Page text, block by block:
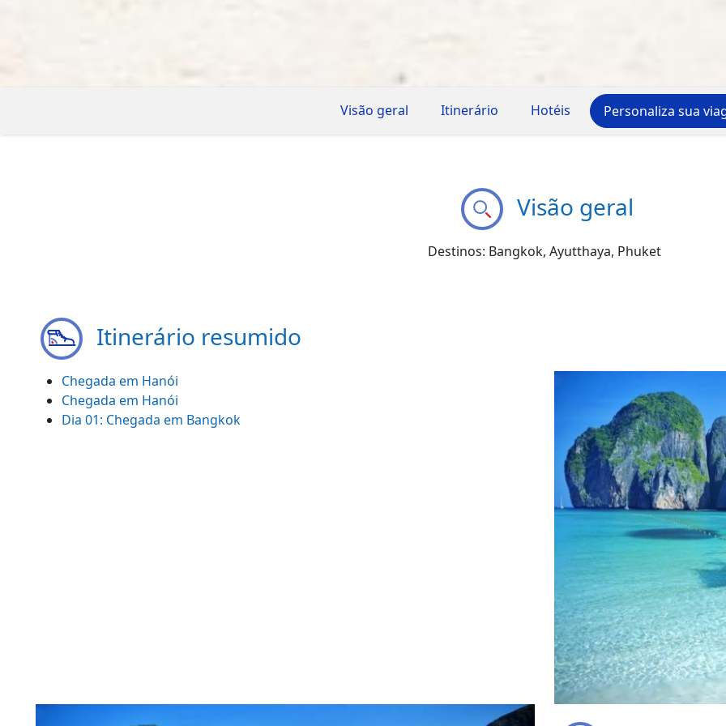
Visão geral Itinerário Hotéis Personaliza sua
Visão geral
Destinos: Bangkok, Ayutthaya, Phuket
Itinerário resumido
Chegada em Hanói
Chegada em Hanói
Dia 01: Chegada em Bangkok